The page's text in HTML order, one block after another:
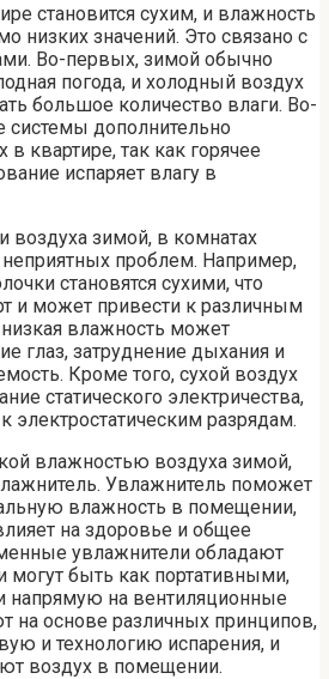
становится сухим, и влажность
низких значений. Это связано с
Во-первых, зимой обычно
погода, и холодный воздух
большое количество влаги. Во-
системы дополнительно
квартире, так как горячее
испаряет влагу в
воздуха зимой, в комнатах
проблем. Например,
становятся сухими, что
и может привести к различным
влажность может
глаз, затруднение дыхания и
Кроме того, сухой воздух
статического электричества,
электростатическим разрядам.
влажностью воздуха зимой,
Увлажнитель поможет
влажность в помещении,
на здоровье и общее
увлажнители обладают
быть как портативными,
напрямую на вентиляционные
на основе различных принципов,
и технологию испарения, и
воздух в помещении.